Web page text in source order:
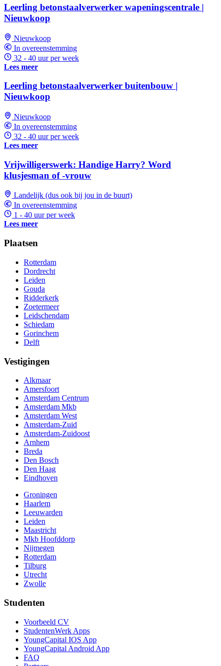
Leerling betonstaalverwerker wapeningscentrale |
Nieuwkoop
Nieuwkoop
In overeenstemming
32 - 40 uur per week
Lees meer
Leerling betonstaalverwerker buitenbouw |
Nieuwkoop
Nieuwkoop
In overeenstemming
32 - 40 uur per week
Lees meer
Vrijwilligerswerk: Handige Harry? Word
klusjesman of -vrouw
Landelijk (dus ook bij jou in de buurt)
In overeenstemming
1 - 40 uur per week
Lees meer
Plaatsen
Rotterdam
Dordrecht
Leiden
Gouda
Ridderkerk
Zoetermeer
Leidschendam
Schiedam
Gorinchem
Delft
Vestigingen
Alkmaar
Amersfoort
Amsterdam Centrum
Amsterdam Mkb
Amsterdam West
Amsterdam-Zuid
Amsterdam-Zuidoost
Arnhem
Breda
Den Bosch
Den Haag
Eindhoven
Groningen
Haarlem
Leeuwarden
Leiden
Maastricht
Mkb Hoofddorp
Nijmegen
Rotterdam
Tilburg
Utrecht
Zwolle
Studenten
Voorbeeld CV
StudentenWerk Apps
YoungCapital IOS App
YoungCapital Android App
FAQ